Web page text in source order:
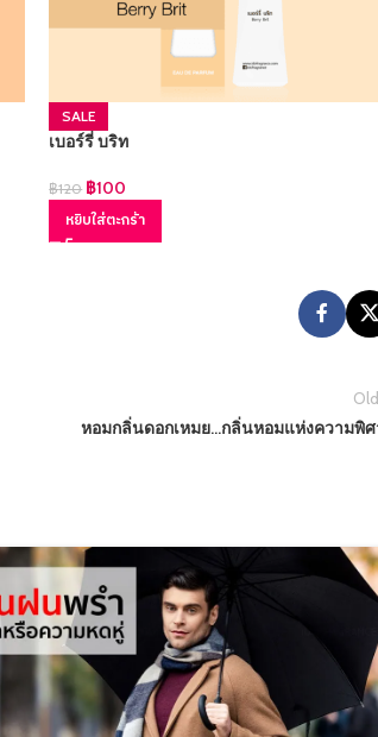
SALE
เบอร์รี่ บริท
฿120 ฿100
หยิบใส่ตะกร้า
หอมกลิ่นดอกเหมย…กลิ่นหอมแห่งความพิศ